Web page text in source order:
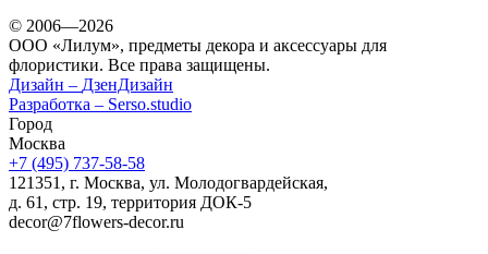
© 2006—2026
ООО «Лилум», предметы декора и аксессуары для
флористики. Все права защищены.
Дизайн – ДзенДизайн
Разработка – Serso.studio
Город
Москва
+7 (495) 737-58-58
121351, г. Москва, ул. Молодогвардейская,
д. 61, стр. 19, территория ДОК-5
decor@7flowers-decor.ru